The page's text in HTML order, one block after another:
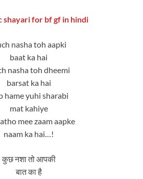
shayari for bf gf in hindi
nasha toh aapki
baat ka hai
nasha toh dheemi
barsat ka hai
hame yuhi sharabi
mat kahiye
mee zaam aapke
naam ka hai…!
कुछ नशा तो आपकी
बात का है